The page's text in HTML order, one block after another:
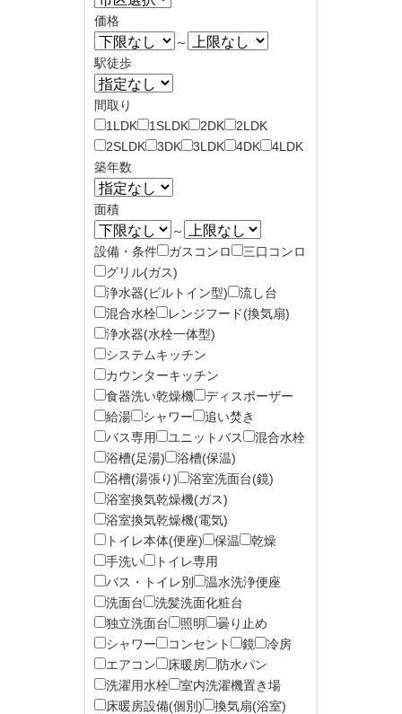
価格
～
駅徒歩
間取り
1LDK
1SLDK 2DK
2LDK
2SLDK
3DK 3LDK 4DK
4LDK
築年数
面積
～
設備・条件
ガスコンロ
三口コンロ
グリル(ガス)
浄水器(ビルトイン型)
流し台
混合水栓
レンジフード(換気扇)
浄水器(水栓一体型)
システムキッチン
カウンターキッチン
食器洗い乾燥機
ディスポーザー
給湯
シャワー
追い焚き
バス専用
ユニットバス
混合水栓
浴槽(足湯)
浴槽(保温)
浴槽(湯張り)
浴室洗面台(鏡)
浴室換気乾燥機(ガス)
浴室換気乾燥機(電気)
トイレ本体(便座)
保温
乾燥
手洗い
トイレ専用
バス・トイレ別
温水洗浄便座
洗面台
洗髪洗面化粧台
独立洗面台
照明
曇り止め
シャワー
コンセント 鏡
冷房
エアコン
床暖房
防水パン
洗濯用水栓
室内洗濯機置き場
床暖房設備(個別)
換気扇(浴室)